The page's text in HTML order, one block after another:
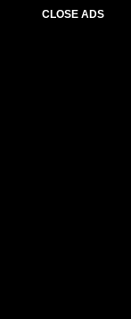
CLOSE ADS